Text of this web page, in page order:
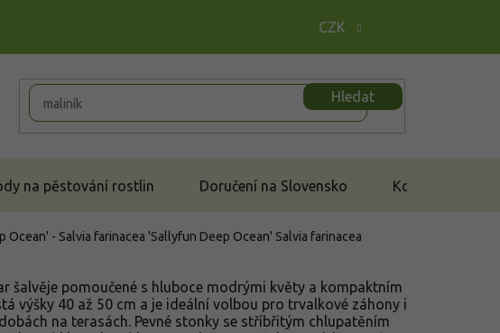
CZK
Hledat
na pěstování rostlin Doručení na Slovensko Kontakt
Ocean' - Salvia farinacea 'Sallyfun Deep Ocean' Salvia farinacea
šalvěje pomoučené s hluboce modrými květy a kompaktním
výšky 40 až 50 cm a je ideální volbou pro trvalkové záhony i
na terasách. Pevné stonky se stříbřitým chlupatěním